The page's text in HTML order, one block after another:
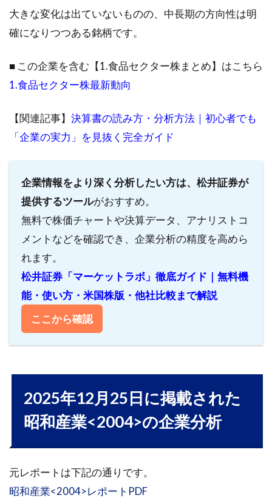
大きな変化は出ていないものの、中長期の方向性は明
確になりつつある銘柄です。
■ この企業を含む【1.食品セクター株まとめ】はこちら
1.食品セクター株最新動向
【関連記事】 決算書の読み方・分析方法｜初心者でも
「企業の実力」を見抜く完全ガイド
企業情報をより深く分析したい方は、松井証券が
提供するツールがおすすめ。
無料で株価チャートや決算データ、アナリストコ
メントなどを確認でき、企業分析の精度を高めら
れます。
松井証券「マーケットラボ」徹底ガイド｜無料機
能・使い方・米国株版・他社比較まで解説
ここから確認
2025年12月25日に掲載された
昭和産業<2004>の企業分析
元レポートは下記の通りです。
昭和産業<2004>レポートPDF